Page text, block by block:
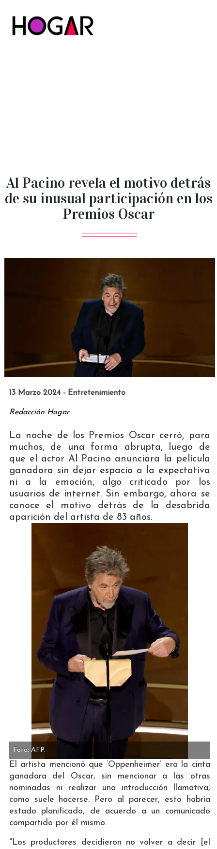
Al Pacino revela el motivo detrás
de su inusual participación en los
Premios Oscar
13 Marzo 2024 - Entretenimiento
Redacción Hogar
La noche de los Premios Oscar cerró, para
muchos, de una forma abrupta, luego de
que el actor Al Pacino anunciara la película
ganadora sin dejar espacio a la expectativa
ni a la emoción, algo criticado por los
usuarios de internet. Sin embargo, ahora se
conoce el motivo detrás de la desabrida
aparición del artista de 83 años.
Foto: AFP.
El artista mencionó que ‘Oppenheimer’ era la cinta
ganadora del Oscar, sin mencionar a las otras
nominadas ni realizar una introducción llamativa,
como suele hacerse. Pero al parecer, esto habría
estado planificado, de acuerdo a un comunicado
compartido por él mismo.
"Los productores decidieron no volver a decir [el